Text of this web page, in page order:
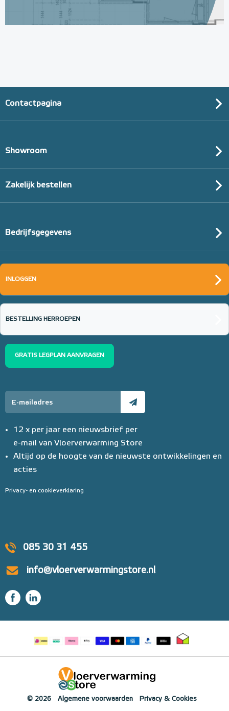
Tacker-isolatieplaten, 20mm
€ 99,00
085 30 31 455
info@vloerverwarmingstore.nl
Contactpagina
Showroom
Zakelijk bestellen
Bedrijfsgegevens
INLOGGEN
BESTELLING HERROEPEN
GRATIS LEGPLAN AANVRAGEN
12 x per jaar een nieuwsbrief per
e-mail van Vloerverwarming Store
Altijd op de hoogte van de nieuwste ontwikkelingen en
acties
Privacy- en cookieverklaring
© 2026 Algemene voorwaarden Privacy & Cookies